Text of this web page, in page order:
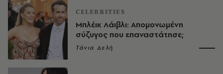
CELEBRITIES
Μπλέικ Λάιβλι: Aπομονωμένη
σύζυγος που επαναστάτησε;
Τάνια Δελή